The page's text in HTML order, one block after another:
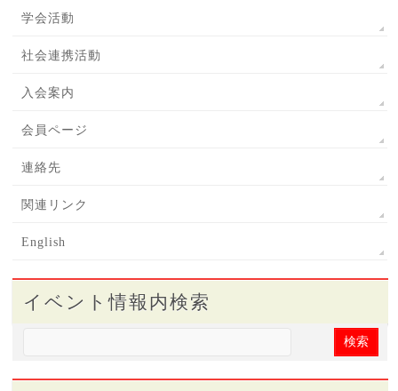
学会活動
社会連携活動
入会案内
会員ページ
連絡先
関連リンク
English
イベント情報内検索